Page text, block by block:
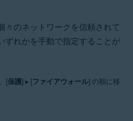
々のネットワークを信頼されて
ずれかを手動で指定することが
、[保護] ▸ [ファイアウォール] の順に移